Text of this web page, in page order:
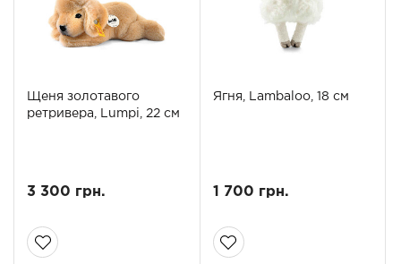
Щеня золотавого
ретривера, Lumpi, 22 см
3 300 грн.
Ягня, Lambaloo, 18 см
1 700 грн.